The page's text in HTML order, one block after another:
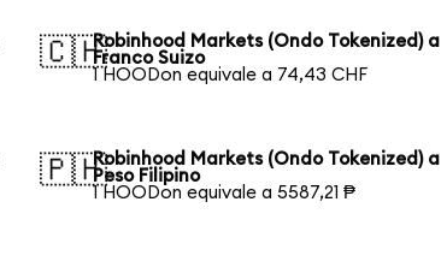
🇨🇭Robinhood Markets (Ondo Tokenized) a
Franco Suizo
1 HOODon equivale a 74,43 CHF
🇵🇭Robinhood Markets (Ondo Tokenized) a
Peso Filipino
1 HOODon equivale a 5587,21 ₱